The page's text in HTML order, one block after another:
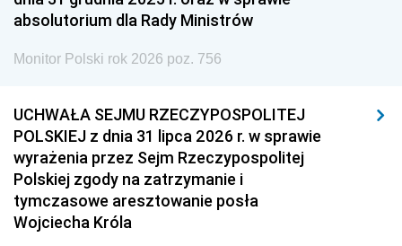
absolutorium dla Rady Ministrów
Monitor Polski rok 2026 poz. 756
UCHWAŁA SEJMU RZECZYPOSPOLITEJ
POLSKIEJ z dnia 31 lipca 2026 r. w sprawie
wyrażenia przez Sejm Rzeczypospolitej
Polskiej zgody na zatrzymanie i
tymczasowe aresztowanie posła
Wojciecha Króla